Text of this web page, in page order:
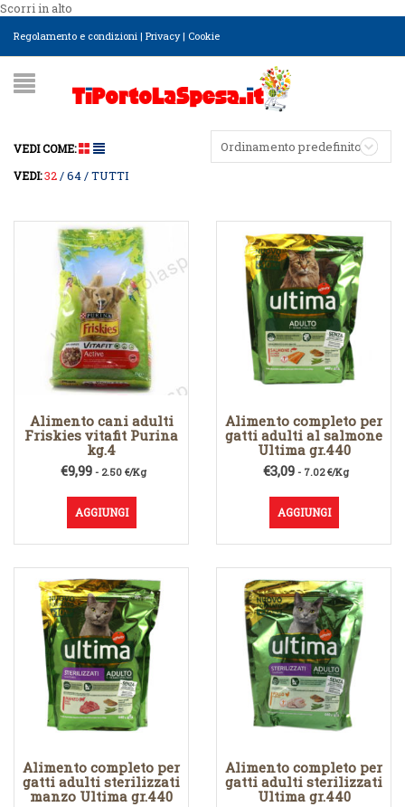
Scorri in alto
Regolamento e condizioni | Privacy| Cookie
Ordinamento predefinito
VEDI COME:
VEDI:32 64 TUTTI
Alimento cani adulti
Friskies vitafit Purina
kg.4
€9,99 - 2.50 €/Kg
AGGIUNGI
Alimento completo per
gatti adulti al salmone
Ultima gr.440
€3,09 - 7.02 €/Kg
AGGIUNGI
Alimento completo per
gatti adulti sterilizzati
manzo Ultima gr.440
Alimento completo per
gatti adulti sterilizzati
Ultima gr.440